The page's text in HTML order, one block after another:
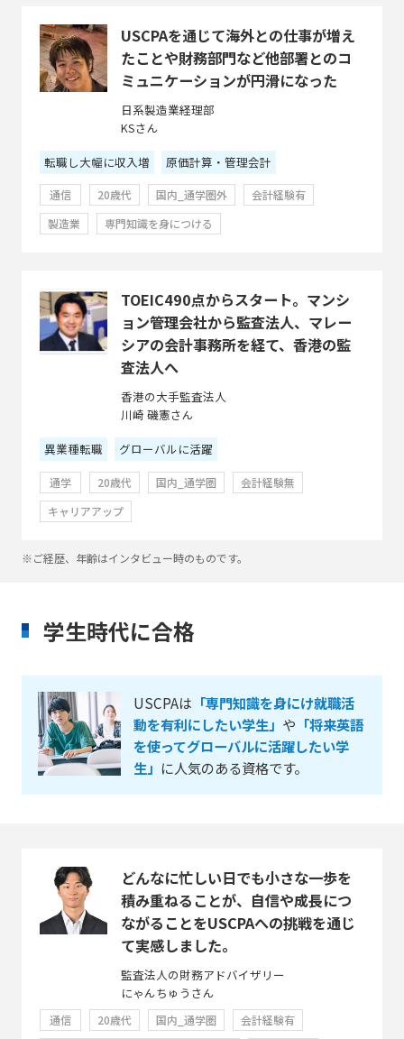
USCPAを通じて海外との仕事が増え
たことや財務部門など他部署とのコ
ミュニケーションが円滑になった
日系製造業経理部
KSさん
転職し大幅に収入増
原価計算・管理会計
通信 20歳代 国内_通学圏外
会計経験有
製造業
専門知識を身につける
TOEIC490点からスタート。マンシ
ョン管理会社から監査法人、マレー
シアの会計事務所を経て、香港の監
査法人へ
香港の大手監査法人
川崎 磯憲さん
異業種転職
グローバルに活躍
通学 20歳代 国内_通学圏
会計経験無
キャリアアップ
※ご経歴、年齢はインタビュー時のものです。
学生時代に合格
USCPAは 「専門知識を身にけ就職活
動を有利にしたい学生」 や 「将来英語
を使ってグローバルに活躍したい学
生」 に人気のある資格です。
どんなに忙しい日でも小さな一歩を
積み重ねることが、自信や成長につ
ながることをUSCPAへの挑戦を通じ
て実感しました。
監査法人の財務アドバイザリー
にゃんちゅうさん
通信 20歳代 国内_通学圏
会計経験有